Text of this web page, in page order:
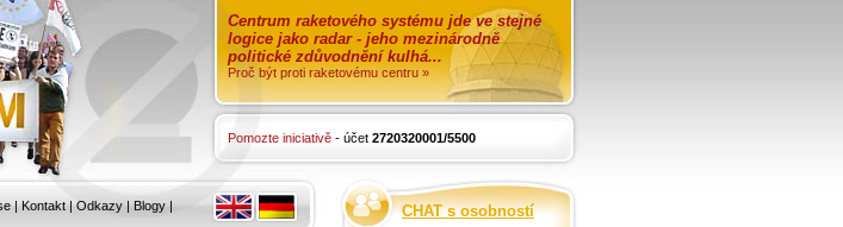
Centrum raketového systému jde ve stejné
logice jako radar - jeho mezinárodně
politické zdůvodnění kulhá...
Proč být proti raketovému centru »
Pomozte iniciativě - účet 2720320001/5500
| Kontakt | Odkazy | Blogy | CHAT s osobností